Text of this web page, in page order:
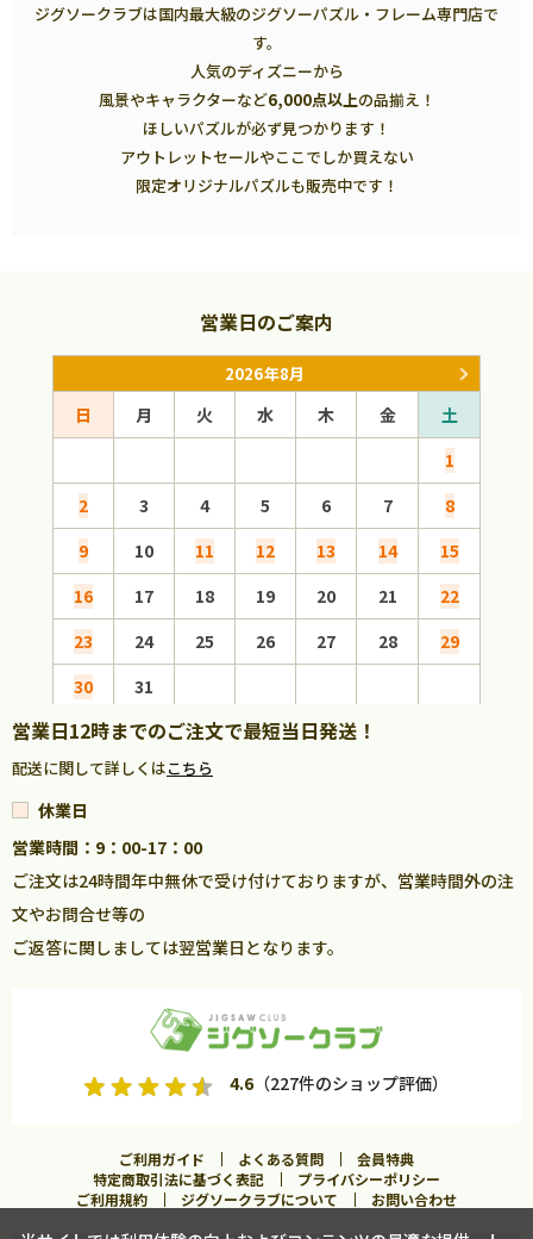
ジグソークラブは国内最大級のジグソーパズル・フレーム専門店で
す。
人気のディズニーから
風景やキャラクターなど6,000点以上の品揃え！
ほしいパズルが必ず見つかります！
アウトレットセールやここでしか買えない
限定オリジナルパズルも販売中です！
営業日のご案内
2026年8月
日 月 火 水 木 金
土
1
2
3 4 5 6 7
8
9
10 11 12 13 14
15
16
17 18 19 20 21
22
23
24 25 26 27 28
29
30
31
営業日12時までのご注文で最短当日発送！
配送に関して詳しくはこちら
休業日
営業時間：9：00-17：00
ご注文は24時間年中無休で受け付けておりますが、営業時間外の注
文やお問合せ等の
ご返答に関しましては翌営業日となります。
4.6（227件のショップ評価）
ご利用ガイド よくある質問
会員特典
特定商取引法に基づく表記
プライバシーポリシー
ご利用規約
ジグソークラブについて お問い合わせ